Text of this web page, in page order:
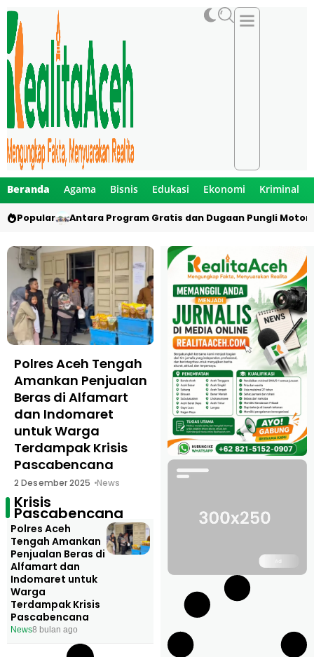
Beranda Agama Bisnis Edukasi Ekonomi Kriminal
Popular Antara Program Gratis dan Dugaan Pungli Motor
Polres Aceh Tengah
Amankan Penjualan
Beras di Alfamart
dan Indomaret
untuk Warga
Terdampak Krisis
Pascabencana
2 Desember 2025 News
Krisis
Pascabencana
Polres Aceh
Tengah Amankan
Penjualan Beras di
Alfamart dan
Indomaret untuk
Warga
Terdampak Krisis
Pascabencana
News8 bulan ago